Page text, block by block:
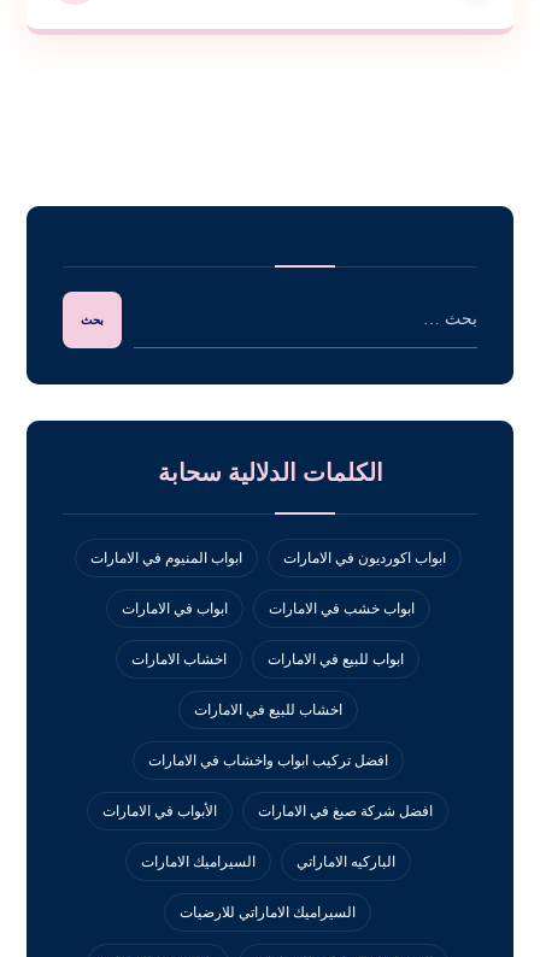
الكلمات الدلالية سحابة
ابواب اكورديون في الامارات ابواب المنيوم في الامارات
ابواب خشب في الامارات ابواب في الامارات
ابواب للبيع في الامارات اخشاب الامارات
اخشاب للبيع في الامارات
افضل تركيب ابواب واخشاب في الامارات
افضل شركة صبغ في الامارات الأبواب في الامارات
الباركيه الاماراتي السيراميك الامارات
السيراميك الاماراتي للارضيات